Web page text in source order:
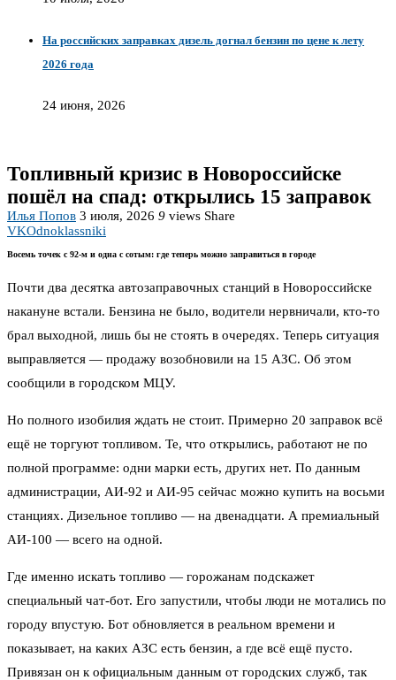
На российских заправках дизель догнал бензин по цене к лету
2026 года
24 июня, 2026
Топливный кризис в Новороссийске
пошёл на спад: открылись 15 заправок
Илья Попов 3 июля, 2026 9 views Share
VKOdnoklassniki
Восемь точек с 92-м и одна с сотым: где теперь можно заправиться в городе
Почти два десятка автозаправочных станций в Новороссийске
накануне встали. Бензина не было, водители нервничали, кто-то
брал выходной, лишь бы не стоять в очередях. Теперь ситуация
выправляется — продажу возобновили на 15 АЗС. Об этом
сообщили в городском МЦУ.
Но полного изобилия ждать не стоит. Примерно 20 заправок всё
ещё не торгуют топливом. Те, что открылись, работают не по
полной программе: одни марки есть, других нет. По данным
администрации, АИ-92 и АИ-95 сейчас можно купить на восьми
станциях. Дизельное топливо — на двенадцати. А премиальный
АИ-100 — всего на одной.
Где именно искать топливо — горожанам подскажет
специальный чат-бот. Его запустили, чтобы люди не мотались по
городу впустую. Бот обновляется в реальном времени и
показывает, на каких АЗС есть бензин, а где всё ещё пусто.
Привязан он к официальным данным от городских служб, так